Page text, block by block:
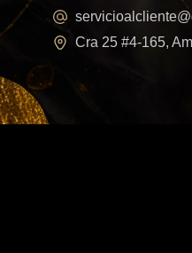
Cra 25 #4-165,